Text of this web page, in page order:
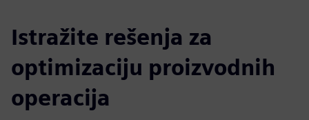
Istražite rešenja za
optimizaciju proizvodnih
operacija